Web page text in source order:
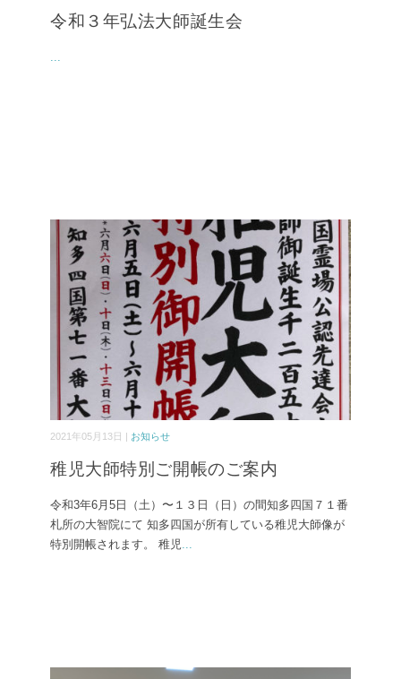
令和３年弘法大師誕生会
...
2021年05月13日 | お知らせ
稚児大師特別ご開帳のご案内
令和3年6月5日（土）〜１３日（日）の間知多四国７１番
札所の大智院にて 知多四国が所有している稚児大師像が
特別開帳されます。 稚児...